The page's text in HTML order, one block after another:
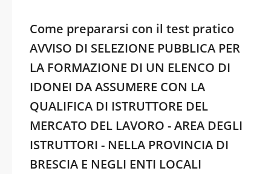
Come prepararsi con il test pratico
AVVISO DI SELEZIONE PUBBLICA PER
LA FORMAZIONE DI UN ELENCO DI
IDONEI DA ASSUMERE CON LA
QUALIFICA DI ISTRUTTORE DEL
MERCATO DEL LAVORO - AREA DEGLI
ISTRUTTORI - NELLA PROVINCIA DI
BRESCIA E NEGLI ENTI LOCALI